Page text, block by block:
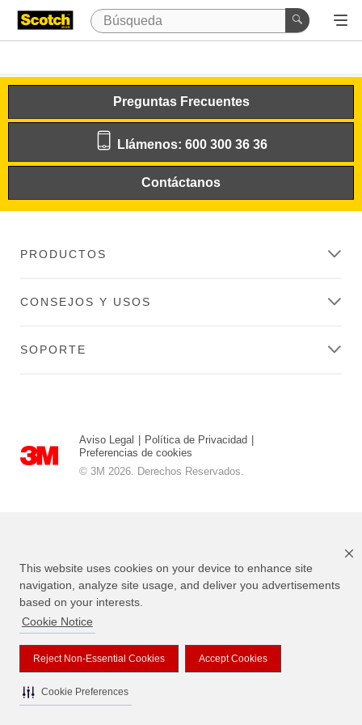
This website uses cookies on your device to enhance site
navigation, analyze site usage, and deliver you advertisements
based on your interests.
Cookie Notice
Reject Non-Essential Cookies Accept Cookies
Cookie Preferences
Preguntas Frecuentes
Llámenos: 600 300 36 36
Contáctanos
PRODUCTOS
CONSEJOS Y USOS
SOPORTE
Aviso Legal | Política de Privacidad |
Preferencias de cookies
© 3M 2026. Derechos Reservados.
3M, Scotch, los Diseños de Magic y el diseño Plaid son marcas